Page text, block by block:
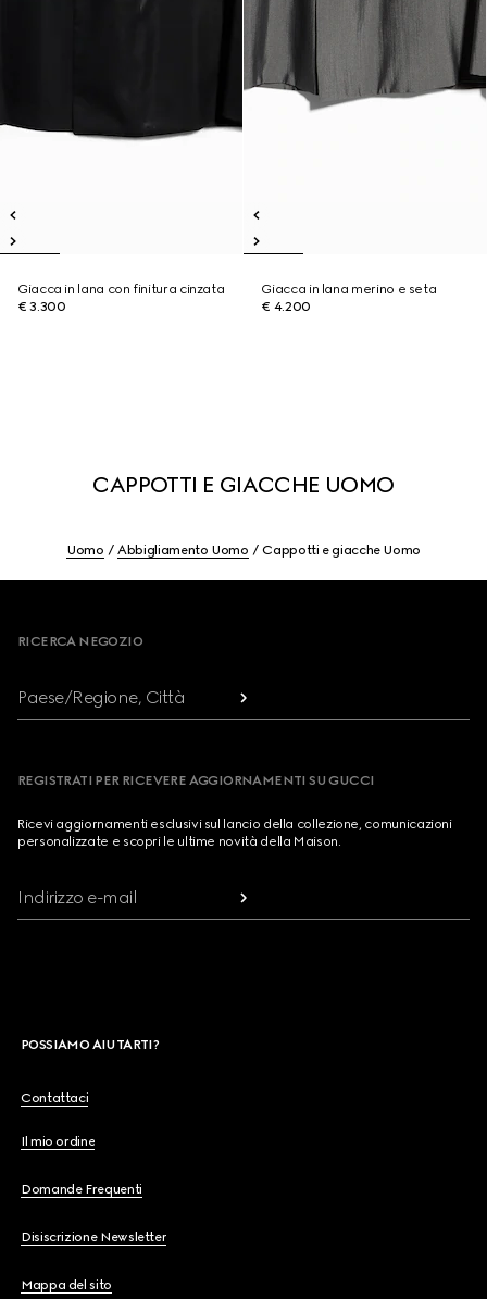
Giacca in lana con finitura cinzata
€ 3.300
Giacca in lana merino e seta
€ 4.200
CAPPOTTI E GIACCHE UOMO
Uomo Abbigliamento Uomo Cappotti e giacche Uomo
RICERCA NEGOZIO
Paese/Regione, Città
REGISTRATI PER RICEVERE AGGIORNAMENTI SU GUCCI
Ricevi aggiornamenti esclusivi sul lancio della collezione, comunicazioni
personalizzate e scopri le ultime novità della Maison.
Indirizzo e-mail
POSSIAMO AIUTARTI?
Contattaci
Il mio ordine
Domande Frequenti
Disiscrizione Newsletter
Mappa del sito